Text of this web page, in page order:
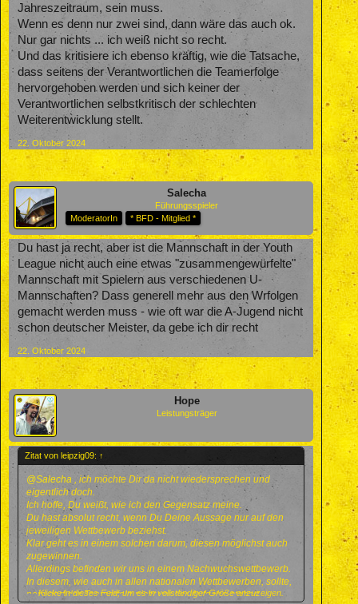
Jahreszeitraum, sein muss.
Wenn es denn nur zwei sind, dann wäre das auch ok.
Nur gar nichts ... ich weiß nicht so recht.
Und das kritisiere ich ebenso kräftig, wie die Tatsache,
dass seitens der Verantwortlichen die Teamerfolge
hervorgehoben werden und sich keiner der
Verantwortlichen selbstkritisch der schlechten
Weiterentwicklung stellt.
22. Oktober 2024
Salecha
Führungsspieler
ModeratorIn
* BFD - Mitglied *
Du hast ja recht, aber ist die Mannschaft in der Youth
League nicht auch eine etwas "zusammengewürfelte"
Mannschaft mit Spielern aus verschiedenen U-
Mannschaften? Dass generell mehr aus den Wrfolgen
gemacht werden muss - wie oft war die A-Jugend nicht
schon deutscher Meister, da gebe ich dir recht
22. Oktober 2024
Hope
Leistungsträger
Zitat von leipzig09: ↑
@Salecha , ich möchte Dir da nicht wiedersprechen und
eigentlich doch.
Ich hoffe, Du weißt, wie ich den Gegensatz meine.
Du hast absolut recht, wenn Du Deine Aussage nur auf den
jeweiligen Wettbewerb beziehst.
Klar geht es in einem solchen darum, diesen möglichst auch
zugewinnen.
Allerdings befinden wir uns in einem Nachwuchswettbewerb.
In diesem, wie auch in allen nationalen Wettbewerben, sollte,
nein darf der Teamerfolg nicht vor der Aufgabe stehen,
Klicke in dieses Feld, um es in vollständiger Größe anzuzeigen.